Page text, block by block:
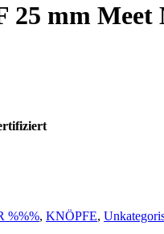
25 mm
%%%, KNÖPFE,